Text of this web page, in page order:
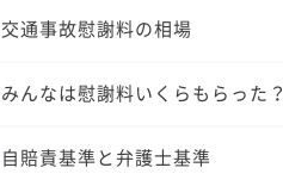
交通事故慰謝料の相場
みんなは慰謝料いくらもらった？
自賠責基準と弁護士基準